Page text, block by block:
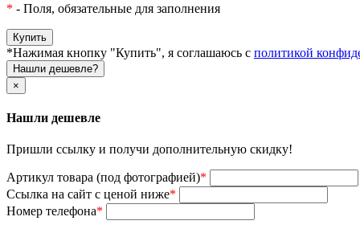
* - Поля, обязательные для заполнения
*Нажимая кнопку "Купить", я соглашаюсь с политикой
Нашли дешевле?
×
Нашли дешевле
Пришли ссылку и получи дополнительную скидку!
Артикул товара (под фотографией)*
Ссылка на сайт с ценой ниже*
Номер телефона*